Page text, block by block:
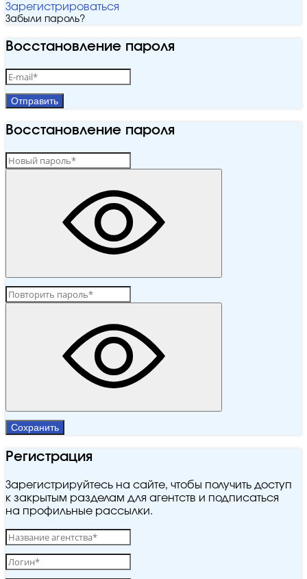
Зарегистрироваться
Забыли пароль?
Восстановление пароля
Отправить
Восстановление пароля
Сохранить
Регистрация
Зарегистрируйтесь на сайте, чтобы получить доступ
к закрытым разделам для агентств и подписаться
на профильные рассылки.